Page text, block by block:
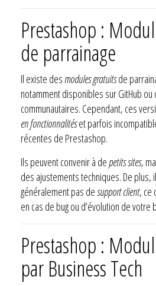
Prestashop :
de parrainage
Il existe des modules gratuitsde
notamment disponibles sur GitHub ou
communautaires. Cependant, ces
en fonctionnalitéset parfois
récentes de Prestashop.
Ils peuvent convenir à depetits sites,
des ajustements techniques. De
généralement pas desupport client, ce
en cas de bug ou d’évolution de votre
Prestashop :
par Business Tech